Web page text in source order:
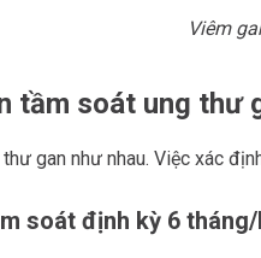
Viêm
tầm soát ung thư
gan như nhau. Việc xác
soát định kỳ 6